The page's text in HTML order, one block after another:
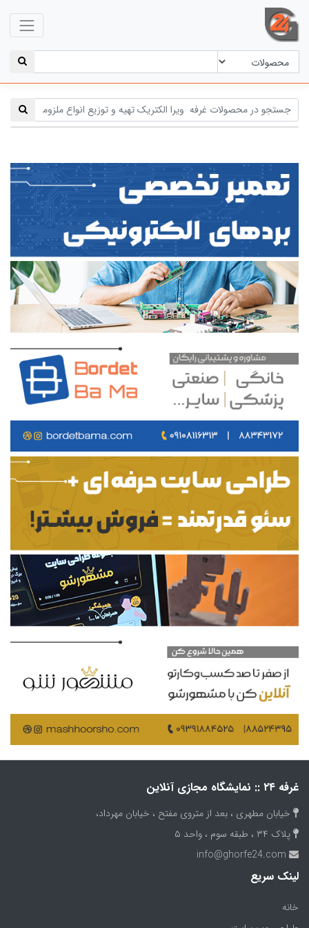
غرفه ۲۴ :: نمایشگاه مجازی آنلاین
خیابان مطهری ، بعد از متروی مفتح ، خیابان مهرداد،
پلاک ۳۴ ، طبقه سوم ، واحد ۵
لینک سریع
خانه